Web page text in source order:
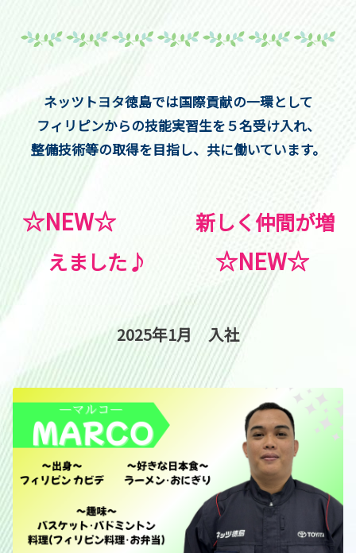
ネッツトヨタ徳島では国際貢献の一環として
フィリピンからの技能実習生を５名受け入れ、
整備技術等の取得を目指し、共に働いています。
☆NEW☆
新しく仲間が増
えました♪
☆NEW☆
2025年1月 入社